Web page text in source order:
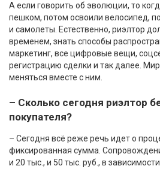
А если говорить об эволюции, то
пешком, потом освоили велосипед,
и самолеты. Естественно, риэлтор
временем, знать способы
маркетинг, все цифровые вещи,
регистрацию сделки и так далее.
меняться вместе с ним.
– Сколько сегодня риэлтор
покупателя?
– Сегодня всё реже речь идет о
фиксированная сумма.
и 20 тыс., и 50 тыс. руб., в